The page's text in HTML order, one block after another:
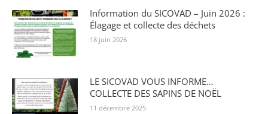
Information du SICOVAD – Juin 2026 :
Élagage et collecte des déchets
18 juin 2026
LE SICOVAD VOUS INFORME…
COLLECTE DES SAPINS DE NOËL
11 décembre 2025